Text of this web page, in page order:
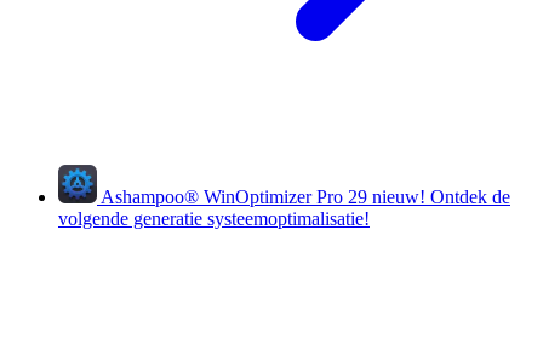
Ashampoo® WinOptimizer Pro 29 nieuw! Ontdek de
volgende generatie systeemoptimalisatie!